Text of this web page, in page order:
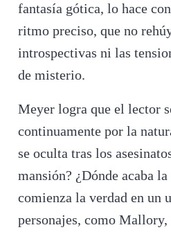
fantasía gótica, lo hace
ritmo preciso, que no
introspectivas ni las
de misterio.
Meyer logra que el lector
continuamente por la
se oculta tras los
mansión? ¿Dónde acaba
comienza la verdad en un
personajes, como Mallory,